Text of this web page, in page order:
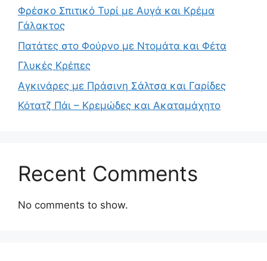
Φρέσκο Σπιτικό Τυρί με Αυγά και Κρέμα
Γάλακτος
Πατάτες στο Φούρνο με Ντομάτα και Φέτα
Γλυκές Κρέπες
Αγκινάρες με Πράσινη Σάλτσα και Γαρίδες
Κότατζ Πάι – Κρεμώδες και Ακαταμάχητο
Recent Comments
No comments to show.